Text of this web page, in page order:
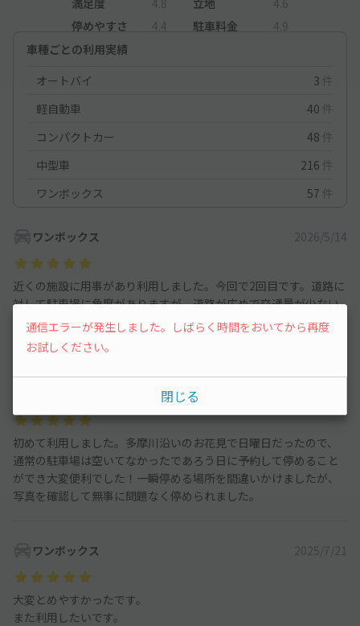
停めやすさ
4.4 駐車料金
4.9
車種ごとの利用実績
オートバイ
3 件
軽自動車
40 件
コンパクトカー
48 件
中型車
216 件
ワンボックス
57 件
ワンボックス 2026/5/14
近くの施設に用事があり利用しました。今回で2回目です。道路に
対して駐車場に角度がありますが、道路が広めで交通量が少ない
ので、セレナでもなんなく駐車できました。また利用したいと思
います。ありがとうございました。
初めて利用しました。多摩川沿いのお花見で日曜日だったので、
通常の駐車場は空いてなかったであろう日に予約して停めること
ができ大変便利でした！一瞬停める場所を間違いかけましたが、
写真を確認して無事に問題なく停められました。
ワンボックス 2025/7/21
大変とめやすかったです。
また利用したいです。
通信エラーが発生しました。しばらく時間をおいてから再度
お試しください。
閉じる